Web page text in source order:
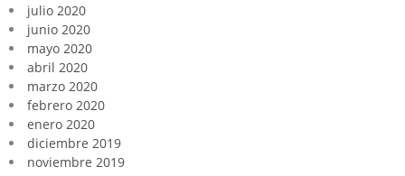
julio 2020
junio 2020
mayo 2020
abril 2020
marzo 2020
febrero 2020
enero 2020
diciembre 2019
noviembre 2019